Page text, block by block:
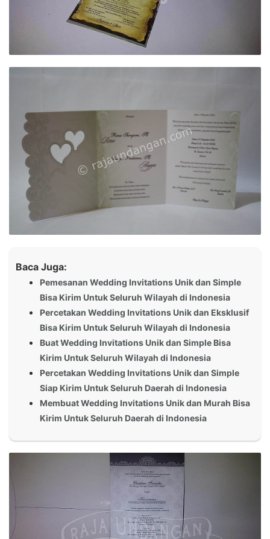
Baca Juga:
Pemesanan Wedding Invitations Unik dan Simple
Bisa Kirim Untuk Seluruh Wilayah di Indonesia
Percetakan Wedding Invitations Unik dan Eksklusif
Bisa Kirim Untuk Seluruh Wilayah di Indonesia
Buat Wedding Invitations Unik dan Simple Bisa
Kirim Untuk Seluruh Wilayah di Indonesia
Percetakan Wedding Invitations Unik dan Simple
Siap Kirim Untuk Seluruh Daerah di Indonesia
Membuat Wedding Invitations Unik dan Murah Bisa
Kirim Untuk Seluruh Daerah di Indonesia